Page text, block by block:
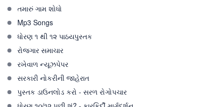
તમારું ગામ શોધો
Mp3 Songs
ધોરણ ૧ થી ૧૨ પાઠયપુસ્તક
રોજગાર સમાચાર
રખેવાળ ન્યૂઝપેપર
સરકારી નોકરીની જાહેરાત
પુસ્તક ડાઉનલોડ કરો - સરળ રોગોપચાર